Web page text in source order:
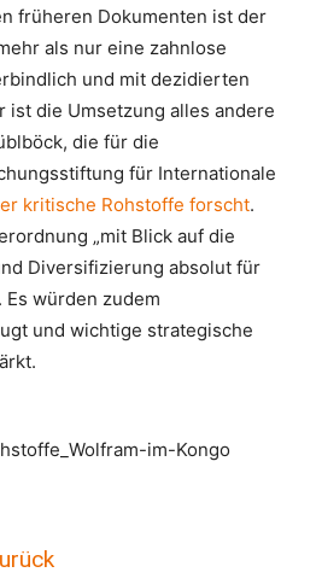
früheren Dokumenten ist der
als nur eine zahnlose
und mit dezidierten
ist die Umsetzung alles andere
die für die
für Internationale
kritische Rohstoffe forscht.
„mit Blick auf die
Diversifizierung absolut für
würden zudem
und wichtige strategische